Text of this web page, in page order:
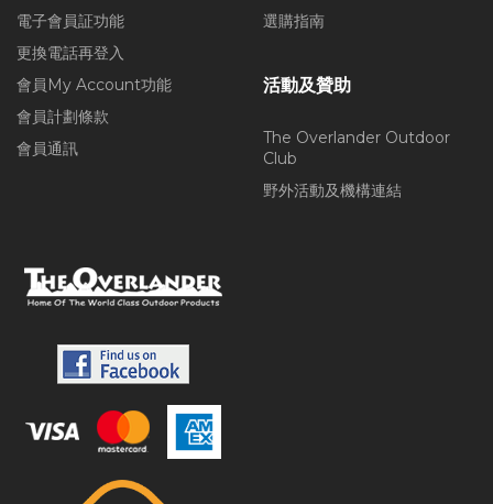
電子會員証功能
更換電話再登入
會員My Account功能
會員計劃條款
會員通訊
選購指南
活動及贊助
The Overlander Outdoor
Club
野外活動及機構連結